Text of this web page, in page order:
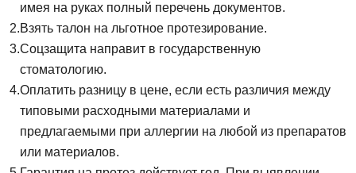
имея на руках полный перечень документов.
Взять талон на льготное протезирование.
Соцзащита направит в государственную
стоматологию.
Оплатить разницу в цене, если есть различия между
типовыми расходными материалами и
предлагаемыми при аллергии на любой из препаратов
или материалов.
Задать вопрос